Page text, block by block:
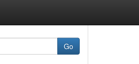
Go